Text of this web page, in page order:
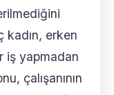
erken
iş yapmadan
çalışanının